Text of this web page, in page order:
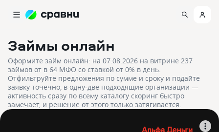
Займы онлайн
Оформите займ онлайн: на 07.08.2026 на витрине 237
займов от в 64 МФО со ставкой от 0% в день.
Отфильтруйте предложения по сумме и сроку и подайте
заявку точечно, в одну-две подходящие организации —
активность сразу по всему каталогу скоринг быстро
замечает, и решение от этого только затягивается.